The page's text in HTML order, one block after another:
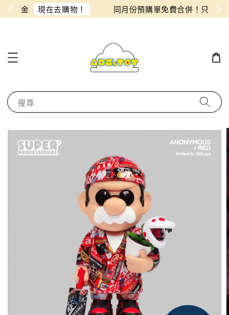
！ 同月份預購單免費合併！只需付一筆運費
搜尋